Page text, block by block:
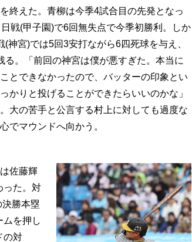
終えた。青柳は今季4試合目の先発となっ
戦(甲子園)で6回無失点で今季初勝利。しか
(神宮)では5回3安打ながら6四死球を与え、
る。「前回の神宮は僕が悪すぎた。本当に
とできなかったので、バッターの印象とい
かりと投げることができたらいいのかな」
大の苦手と公言する村上に対しても過度な
でマウンドへ向かう。
佐藤輝
った。対
勝本塁
ムを押し
の対